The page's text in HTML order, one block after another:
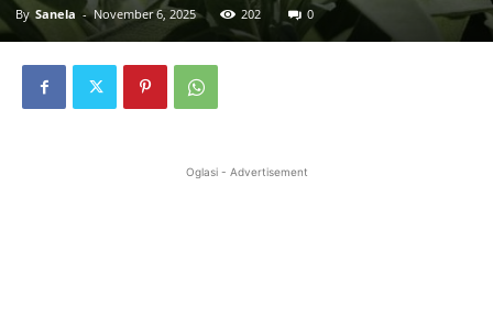
By Sanela - November 6, 2025 202 0
Oglasi - Advertisement